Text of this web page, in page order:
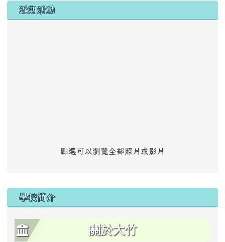
左邊區域內容
近期活動
點選可以瀏覽全部照片或影片
學校簡介
關於大竹